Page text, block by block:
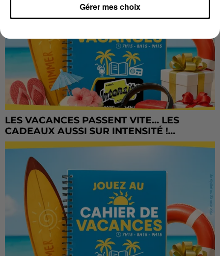
LES VACANCES PASSENT VITE... LES
CADEAUX AUSSI SUR INTENSITÉ !...
Gérer mes choix